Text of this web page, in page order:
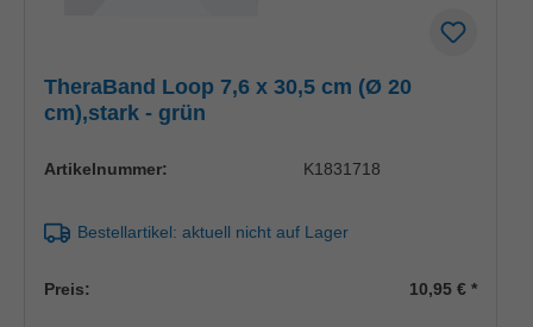
TheraBand Loop 7,6 x 30,5 cm (Ø 20
cm),stark - grün
Artikelnummer: K1831718
Bestellartikel: aktuell nicht auf Lager
Preis: 10,95 €*